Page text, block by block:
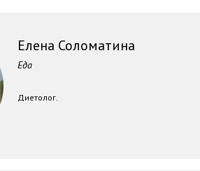
Елена Соломатина
Еда
Диетолог.